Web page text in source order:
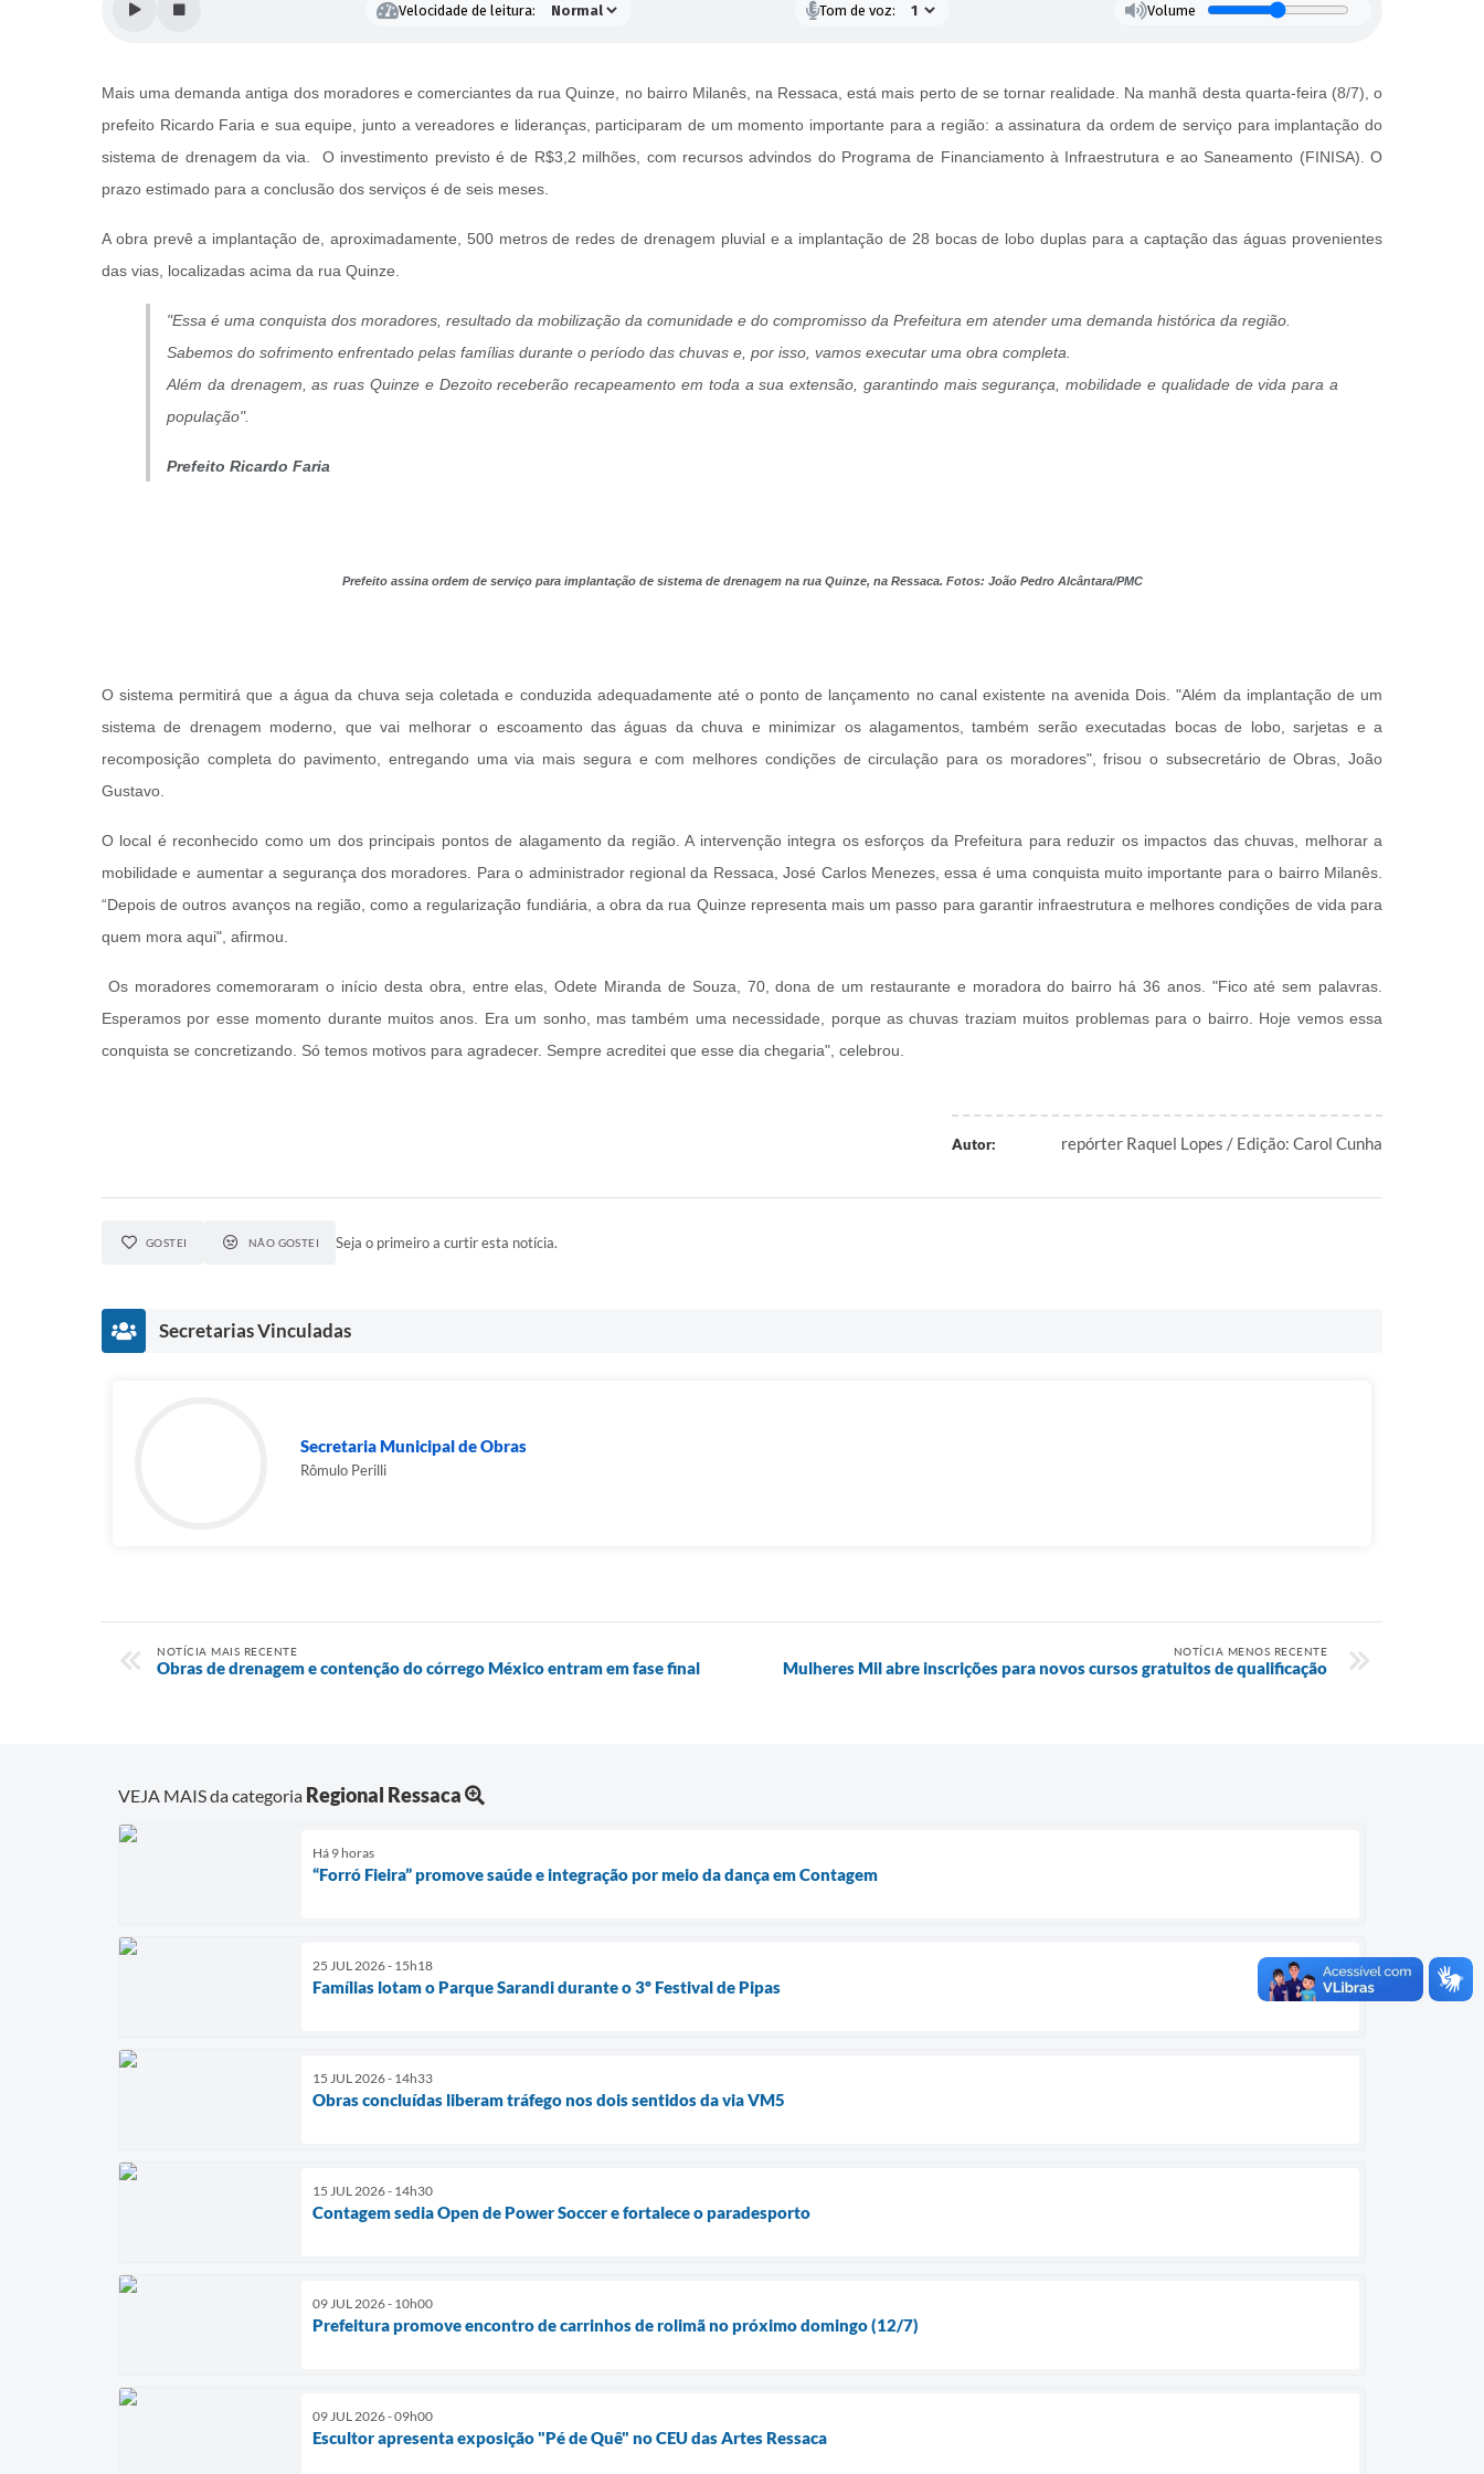
Velocidade de leitura: Tom de voz: Volume
Mais uma demanda antiga dos moradores e comerciantes da rua Quinze, no bairro Milanês, na Ressaca, está mais perto de se tornar realidade. Na manhã desta quarta-feira (8/7), o
prefeito Ricardo Faria e sua equipe, junto a vereadores e lideranças, participaram de um momento importante para a região: a assinatura da ordem de serviço para implantação do
sistema de drenagem da via. O investimento previsto é de R$3,2 milhões, com recursos advindos do Programa de Financiamento à Infraestrutura e ao Saneamento (FINISA). O
prazo estimado para a conclusão dos serviços é de seis meses.
A obra prevê a implantação de, aproximadamente, 500 metros de redes de drenagem pluvial e a implantação de 28 bocas de lobo duplas para a captação das águas provenientes
das vias, localizadas acima da rua Quinze.
"Essa é uma conquista dos moradores, resultado da mobilização da comunidade e do compromisso da Prefeitura em atender uma demanda histórica da região.
Sabemos do sofrimento enfrentado pelas famílias durante o período das chuvas e, por isso, vamos executar uma obra completa.
Além da drenagem, as ruas Quinze e Dezoito receberão recapeamento em toda a sua extensão, garantindo mais segurança, mobilidade e qualidade de vida para a
população".
Prefeito Ricardo Faria
Prefeito assina ordem de serviço para implantação de sistema de drenagem na rua Quinze, na Ressaca. Fotos: João Pedro Alcântara/PMC
O sistema permitirá que a água da chuva seja coletada e conduzida adequadamente até o ponto de lançamento no canal existente na avenida Dois. "Além da implantação de um
sistema de drenagem moderno, que vai melhorar o escoamento das águas da chuva e minimizar os alagamentos, também serão executadas bocas de lobo, sarjetas e a
recomposição completa do pavimento, entregando uma via mais segura e com melhores condições de circulação para os moradores", frisou o subsecretário de Obras, João
Gustavo.
O local é reconhecido como um dos principais pontos de alagamento da região. A intervenção integra os esforços da Prefeitura para reduzir os impactos das chuvas, melhorar a
mobilidade e aumentar a segurança dos moradores. Para o administrador regional da Ressaca, José Carlos Menezes, essa é uma conquista muito importante para o bairro Milanês.
“Depois de outros avanços na região, como a regularização fundiária, a obra da rua Quinze representa mais um passo para garantir infraestrutura e melhores condições de vida para
quem mora aqui", afirmou.
Os moradores comemoraram o início desta obra, entre elas, Odete Miranda de Souza, 70, dona de um restaurante e moradora do bairro há 36 anos. "Fico até sem palavras.
Esperamos por esse momento durante muitos anos. Era um sonho, mas também uma necessidade, porque as chuvas traziam muitos problemas para o bairro. Hoje vemos essa
conquista se concretizando. Só temos motivos para agradecer. Sempre acreditei que esse dia chegaria", celebrou.
Autor: repórter Raquel Lopes / Edição: Carol Cunha
GOSTEI NÃO GOSTEI Seja o primeiro a curtir esta notícia.
Secretarias Vinculadas
Secretaria Municipal de Obras
Rômulo Perilli
NOTÍCIA MAIS RECENTE
Obras de drenagem e contenção do córrego México entram em fase final
NOTÍCIA MENOS RECENTE
Mulheres Mil abre inscrições para novos cursos gratuitos de qualificação
VEJA MAIS da categoria Regional Ressaca
Há 9 horas
“Forró Fieira” promove saúde e integração por meio da dança em Contagem
25 JUL 2026 - 15h18
Famílias lotam o Parque Sarandi durante o 3º Festival de Pipas
15 JUL 2026 - 14h33
Obras concluídas liberam tráfego nos dois sentidos da via VM5
15 JUL 2026 - 14h30
Contagem sedia Open de Power Soccer e fortalece o paradesporto
09 JUL 2026 - 10h00
Prefeitura promove encontro de carrinhos de rolimã no próximo domingo (12/7)
09 JUL 2026 - 09h00
Escultor apresenta exposição "Pé de Quê" no CEU das Artes Ressaca